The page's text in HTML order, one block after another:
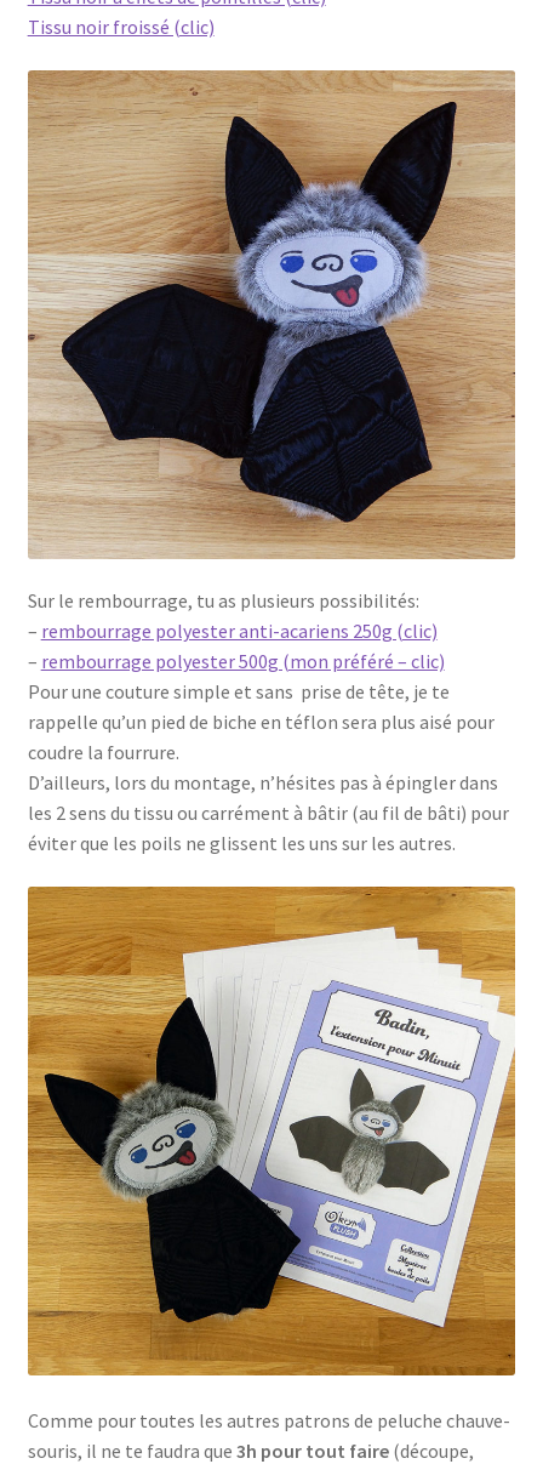
Tissu noir froissé (clic)
Sur le rembourrage, tu as plusieurs possibilités:
– rembourrage polyester anti-acariens 250g (clic)
– rembourrage polyester 500g (mon préféré – clic)
Pour une couture simple et sans prise de tête, je te
rappelle qu’un pied de biche en téflon sera plus aisé pour
coudre la fourrure.
D’ailleurs, lors du montage, n’hésites pas à épingler dans
les 2 sens du tissu ou carrément à bâtir (au fil de bâti) pour
éviter que les poils ne glissent les uns sur les autres.
Comme pour toutes les autres patrons de peluche chauve-
souris, il ne te faudra que 3h pour tout faire(découpe,